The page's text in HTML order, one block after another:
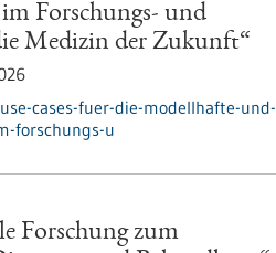
Forschungs- und
Medizin der Zukunft“
cases-fuer-die-modellhafte-und-
forschungs-u
Forschung zum